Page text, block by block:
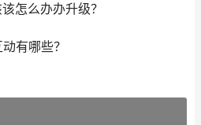
怎么办办升级？
有哪些？